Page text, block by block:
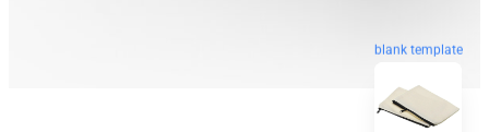
blank template